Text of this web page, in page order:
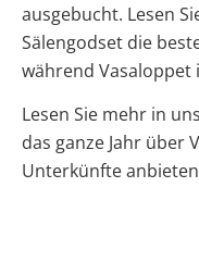
ausgebucht. Lesen
Sälengodset die
während Vasaloppet
Lesen Sie mehr in
das ganze Jahr über
Unterkünfte